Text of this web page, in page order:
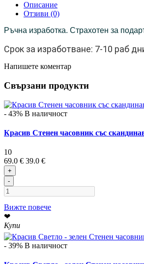
Описание
Отзиви (0)
Ръчна изработка. Страхотен за
Срок за изработване: 7-10 раб
Напишете коментар
Свързани продукти
- 43% В наличност
Красив Стенен часовник със
10
69.0 € 39.0 €
+
-
Вижте повече
❤
Купи
- 39% В наличност